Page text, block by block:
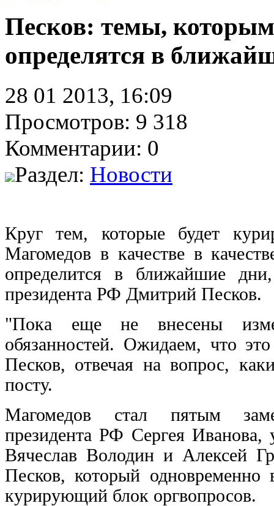
Песков: темы,
определятся в
28 01 2013, 16:09
Просмотров: 9 318
Комментарии: 0
Раздел: Новости
Круг тем, которые будет
Магомедов в качестве в
определится в ближайшие
президента РФ Дмитрий Песков.
"Пока еще не внесены
обязанностей. Ожидаем, что
Песков, отвечая на вопрос,
посту.
Магомедов стал пятым
президента РФ Сергея Иванова,
Вячеслав Володин и Алексей
Песков, который одновременно
курирующий блок оргвопросов.